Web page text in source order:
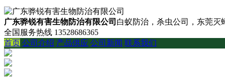
广东骅锐有害生物防治有限公司 白蚁防治，杀虫公司，东莞灭
全国服务热线 13528686365
首页 公司介绍 产品供应 公司新闻 联系我们